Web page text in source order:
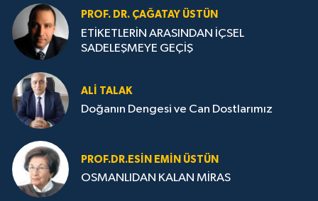
PROF. DR. ÇAĞATAY ÜSTÜN
ETİKETLERİN ARASINDAN İÇSEL
SADELEŞMEYE GEÇİŞ
ALI TALAK
Doğanın Dengesi ve Can Dostlarımız
PROF.DR.ESIN EMIN ÜSTÜN
OSMANLIDAN KALAN MİRAS